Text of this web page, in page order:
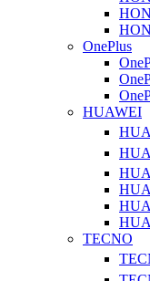
OnePlus
HUAWEI
TECNO